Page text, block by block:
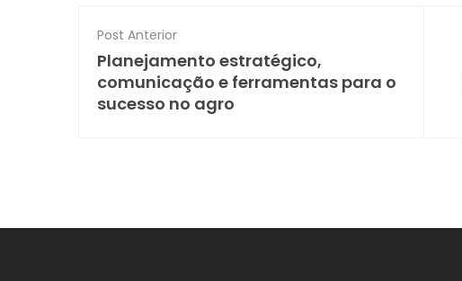
Post Anterior
Planejamento estratégico,
comunicação e ferramentas para o
sucesso no agro